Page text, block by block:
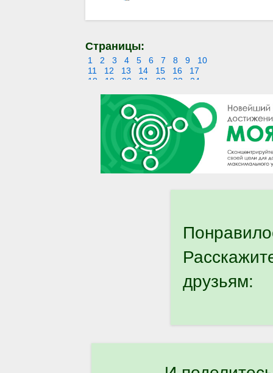
Страницы:
1 2 3 4 5 6 7 8 9
10
11
12 13 14 15 16
17
18
19 20 21 22 23
24
друзьям: